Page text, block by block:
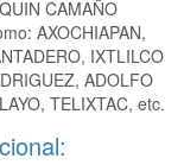
CAMAÑO
AXOCHIAPAN,
IXTLILCO
ADOLFO
TELIXTAC, etc.